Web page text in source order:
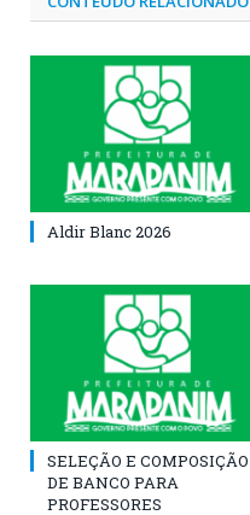
Aldir Blanc 2026
SELEÇÃO E COMPOSIÇÃO
DE BANCO PARA
PROFESSORES